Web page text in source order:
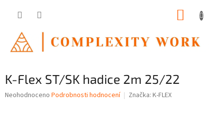
K-Flex ST/SK hadice 2m 25/22
Průměrné
Neohodnoceno Podrobnosti hodnocení Značka: K-FLEX